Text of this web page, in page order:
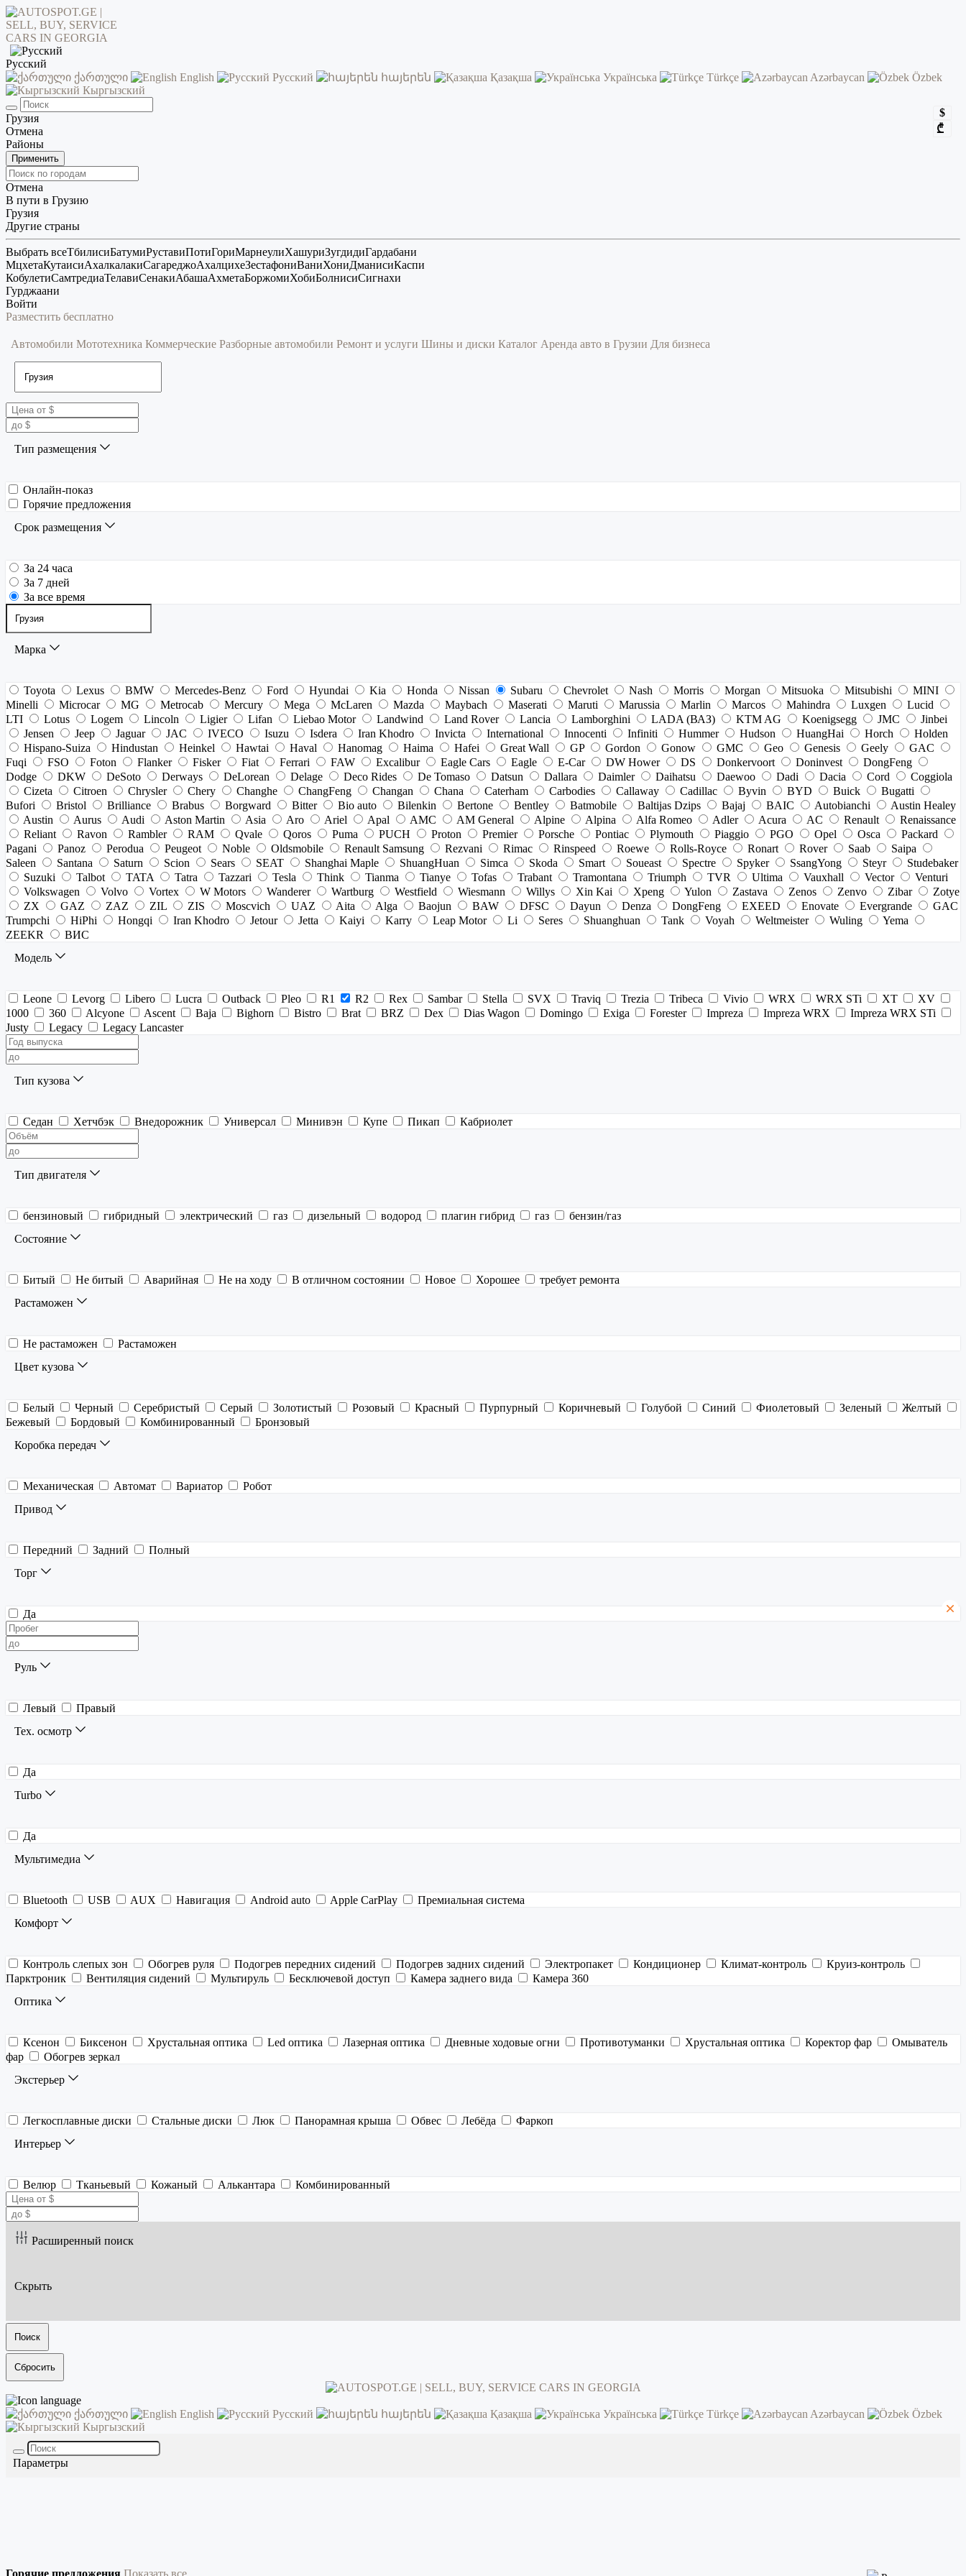
Русский
ქართული
English Русский հայերեն Қазақша Українська Türkçe Azərbaycan
Özbek
Кыргызский
$
₾
Грузия
Отмена
Районы
Применить
Отмена
В пути в Грузию
Грузия
Другие страны
Выбрать всеТбилисиБатумиРуставиПотиГориМарнеулиХашуриЗугдидиГардабани
МцхетаКутаисиАхалкалакиСагареджоАхалцихеЗестафониВаниХониДманисиКаспи
КобулетиСамтредиаТелавиСенакиАбашаАхметаБоржомиХобиБолнисиСигнахи
Гурджаани
Войти
Разместить бесплатно
Автомобили Мототехника Коммерческие Разборные автомобили Ремонт и услуги Шины и диски Каталог Аренда авто в Грузии Для бизнеса
Тип размещения
Онлайн-показ
Горячие предложения
Срок размещения
За 24 часа
За 7 дней
За все время
Марка
Toyota Lexus BMW Mercedes-Benz Ford Hyundai Kia Honda Nissan Subaru Chevrolet Nash Morris Morgan Mitsuoka Mitsubishi
MINI
Minelli
Microcar MG Metrocab Mercury Mega McLaren Mazda Maybach Maserati Maruti Marussia Marlin Marcos Mahindra Luxgen
Lucid
LTI
Lotus Logem Lincoln Ligier Lifan Liebao Motor Landwind Land Rover Lancia Lamborghini LADA (ВАЗ) KTM AG Koenigsegg JMC
Jinbei
Jensen
Jeep Jaguar JAC IVECO Isuzu Isdera Iran Khodro Invicta International Innocenti Infiniti Hummer Hudson HuangHai Horch
Holden
Hispano-Suiza
Hindustan Heinkel Hawtai Haval Hanomag Haima Hafei Great Wall GP Gordon Gonow GMC Geo Genesis Geely
GAC
Fuqi
FSO Foton Flanker Fisker Fiat Ferrari FAW Excalibur Eagle Cars Eagle E-Car DW Hower DS Donkervoort Doninvest
DongFeng
Dodge
DKW DeSoto Derways DeLorean Delage Deco Rides De Tomaso Datsun Dallara Daimler Daihatsu Daewoo Dadi Dacia Cord
Coggiola
Cizeta
Citroen Chrysler Chery Changhe ChangFeng Changan Chana Caterham Carbodies Callaway Cadillac Byvin BYD Buick
Bugatti
Bufori
Bristol Brilliance Brabus Borgward Bitter Bio auto Bilenkin Bertone Bentley Batmobile Baltijas Dzips Bajaj BAIC Autobianchi
Austin Healey
Austin
Aurus Audi Aston Martin Asia Aro Ariel Apal AMC AM General Alpine Alpina Alfa Romeo Adler Acura AC Renault
Renaissance
Reliant
Ravon Rambler RAM Qvale Qoros Puma PUCH Proton Premier Porsche Pontiac Plymouth Piaggio PGO Opel Osca
Packard
Pagani
Panoz Perodua Peugeot Noble Oldsmobile Renault Samsung Rezvani Rimac Rinspeed Roewe Rolls-Royce Ronart Rover Saab
Saipa
Saleen
Santana Saturn Scion Sears SEAT Shanghai Maple ShuangHuan Simca Skoda Smart Soueast Spectre Spyker SsangYong Steyr
Studebaker
Suzuki
Talbot TATA Tatra Tazzari Tesla Think Tianma Tianye Tofas Trabant Tramontana Triumph TVR Ultima Vauxhall Vector
Venturi
Volkswagen
Volvo Vortex W Motors Wanderer Wartburg Westfield Wiesmann Willys Xin Kai Xpeng Yulon Zastava Zenos Zenvo Zibar
Zotye
ZX
GAZ ZAZ ZIL ZIS Moscvich UAZ Aita Alga Baojun BAW DFSC Dayun Denza DongFeng EXEED Enovate Evergrande
GAC
Trumpchi
HiPhi Hongqi Iran Khodro Jetour Jetta Kaiyi Karry Leap Motor Li Seres Shuanghuan Tank Voyah Weltmeister Wuling
Yema
ZEEKR
ВИС
Модель
Leone Levorg Libero Lucra Outback Pleo R1 R2 Rex Sambar Stella SVX Traviq Trezia Tribeca Vivio WRX WRX STi XT
XV
1000
360 Alcyone Ascent Baja Bighorn Bistro Brat BRZ Dex Dias Wagon Domingo Exiga Forester Impreza Impreza WRX
Impreza WRX STi
Justy
Legacy Legacy Lancaster
Тип кузова
Седан Хетчбэк Внедорожник Универсал Минивэн Купе Пикап Кабриолет
Тип двигателя
бензиновый гибридный электрический газ дизельный водород плагин гибрид газ
бензин/газ
Состояние
Битый Не битый Аварийная Не на ходу В отличном состоянии Новое Хорошее
требует ремонта
Растаможен
Не растаможен
Растаможен
Цвет кузова
Белый Черный Серебристый Серый Золотистый Розовый Красный Пурпурный Коричневый Голубой Синий Фиолетовый Зеленый
Желтый
Бежевый
Бордовый Комбинированный
Бронзовый
Коробка передач
Механическая Автомат Вариатор
Робот
Привод
Передний Задний
Полный
Торг
Да
Руль
Левый
Правый
Тех. осмотр
Да
Turbo
Да
Мультимедиа
Bluetooth USB AUX Навигация Android auto Apple CarPlay
Премиальная система
Комфорт
Контроль слепых зон Обогрев руля Подогрев передних сидений Подогрев задних сидений Электропакет Кондиционер Климат-контроль
Круиз-контроль
Парктроник
Вентиляция сидений Мультируль Бесключевой доступ Камера заднего вида
Камера 360
Оптика
Ксенон Биксенон Хрустальная оптика Led оптика Лазерная оптика Дневные ходовые огни Противотуманки Хрустальная оптика Коректор фар
Омыватель
фар
Обогрев зеркал
Экстерьер
Легкосплавные диски Стальные диски Люк Панорамная крыша Обвес Лебёда
Фаркоп
Интерьер
Велюр Тканьевый Кожаный Алькантара Комбинированный
Расширенный поиск
Скрыть
Поиск
Сбросить
ქართული English Русский հայերեն Қазақша Українська Türkçe Azərbaycan
Özbek
Кыргызский
Параметры
Горячие предложения Показать все